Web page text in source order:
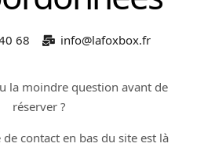
68 info@lafoxbox.fr
la moindre question avant de
réserver ?
contact en bas du site est là